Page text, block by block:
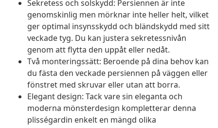
Sekretess och solskydd: Persiennen är inte
genomskinlig men mörknar inte heller helt, vilket
ger optimal insynsskydd och bländskydd med sitt
veckade tyg. Du kan justera sekretessnivån
genom att flytta den uppåt eller nedåt.
Två monteringssätt: Beroende på dina behov kan
du fästa den veckade persiennen på väggen eller
fönstret med skruvar eller utan att borra.
Elegant design: Tack vare sin eleganta och
moderna mönsterdesign kompletterar denna
plisségardin enkelt en mängd olika